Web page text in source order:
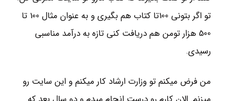
تو اگر بتونی 100تا کتاب هم بگیری و به عنوان مثال 100 تا
500 هزار تومن هم دریافت کنی تازه به درآمد مناسبی
رسیدی.
من فرض میکنم تو وزارت ارشاد کار میکنم و این سایت رو